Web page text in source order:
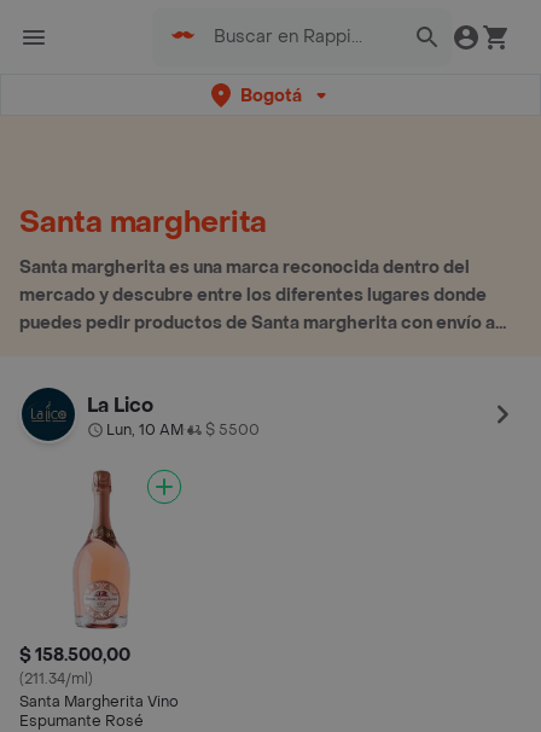
Bogotá
Santa margherita
Santa margherita es una marca reconocida dentro del
mercado y descubre entre los diferentes lugares donde
puedes pedir productos de Santa margherita con envío a
La Lico
Lun, 10 AM• $ 5500
$ 158.500,00
(211.34/ml)
Santa Margherita Vino
Espumante Rosé